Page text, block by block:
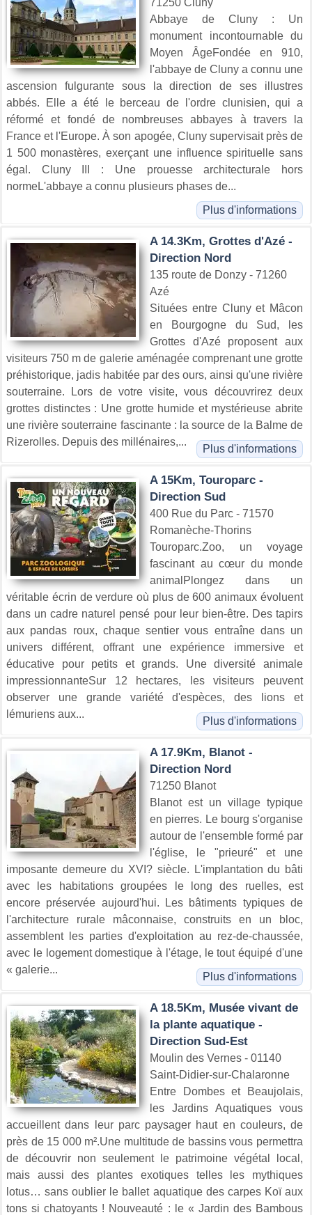
Abbaye de Cluny : Un
monument incontournable du
Moyen ÂgeFondée en 910,
l'abbaye de Cluny a connu une
ascension fulgurante sous la direction de ses illustres
abbés. Elle a été le berceau de l'ordre clunisien, qui a
réformé et fondé de nombreuses abbayes à travers la
France et l'Europe. À son apogée, Cluny supervisait près de
1 500 monastères, exerçant une influence spirituelle sans
égal. Cluny III : Une prouesse architecturale hors
normeL'abbaye a connu plusieurs phases de...
Plus d'informations
A 14.3Km, Grottes d'Azé -
Direction Nord
135 route de Donzy - 71260
Azé
Situées entre Cluny et Mâcon
en Bourgogne du Sud, les
Grottes d'Azé proposent aux
visiteurs 750 m de galerie aménagée comprenant une grotte
préhistorique, jadis habitée par des ours, ainsi qu'une rivière
souterraine. Lors de votre visite, vous découvrirez deux
grottes distinctes : Une grotte humide et mystérieuse abrite
une rivière souterraine fascinante : la source de la Balme de
Rizerolles. Depuis des millénaires,...
Plus d'informations
A 15Km, Touroparc -
Direction Sud
400 Rue du Parc - 71570
Romanèche-Thorins
Touroparc.Zoo, un voyage
fascinant au cœur du monde
animalPlongez dans un
véritable écrin de verdure où plus de 600 animaux évoluent
dans un cadre naturel pensé pour leur bien-être. Des tapirs
aux pandas roux, chaque sentier vous entraîne dans un
univers différent, offrant une expérience immersive et
éducative pour petits et grands. Une diversité animale
impressionnanteSur 12 hectares, les visiteurs peuvent
observer une grande variété d'espèces, des lions et
lémuriens aux...
Plus d'informations
A 17.9Km, Blanot -
Direction Nord
71250 Blanot
Blanot est un village typique
en pierres. Le bourg s'organise
autour de l'ensemble formé par
l'église, le "prieuré" et une
imposante demeure du XVI? siècle. L'implantation du bâti
avec les habitations groupées le long des ruelles, est
encore préservée aujourd'hui. Les bâtiments typiques de
l'architecture rurale mâconnaise, construits en un bloc,
assemblent les parties d'exploitation au rez-de-chaussée,
avec le logement domestique à l'étage, le tout équipé d'une
« galerie...
Plus d'informations
A 18.5Km, Musée vivant de
la plante aquatique -
Direction Sud-Est
Moulin des Vernes - 01140
Saint-Didier-sur-Chalaronne
Entre Dombes et Beaujolais,
les Jardins Aquatiques vous
accueillent dans leur parc paysager haut en couleurs, de
près de 15 000 m².Une multitude de bassins vous permettra
de découvrir non seulement le patrimoine végétal local,
mais aussi des plantes exotiques telles les mythiques
lotus… sans oublier le ballet aquatique des carpes Koï aux
tons si chatoyants ! Nouveauté : le « Jardin des Bambous